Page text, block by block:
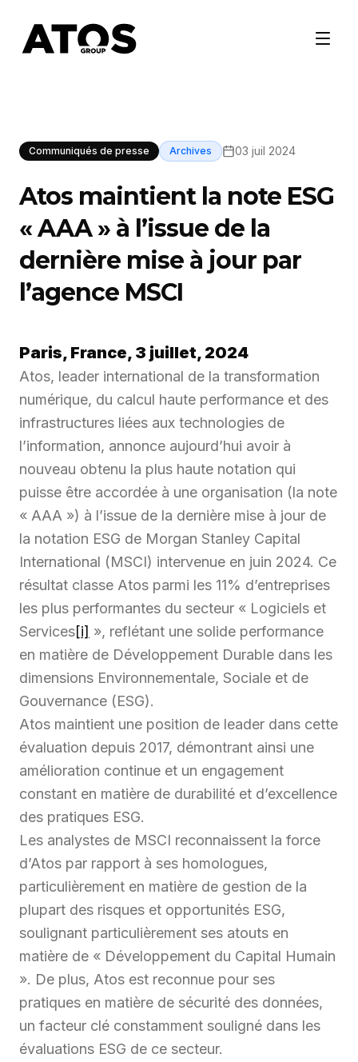
Communiqués de presse Archives 03 juil 2024
Atos maintient la note ESG
« AAA » à l’issue de la
dernière mise à jour par
l’agence MSCI
Paris, France, 3 juillet, 2024
Atos, leader international de la transformation
numérique, du calcul haute performance et des
infrastructures liées aux technologies de
l’information, annonce aujourd’hui avoir à
nouveau obtenu la plus haute notation qui
puisse être accordée à une organisation (la note
« AAA ») à l’issue de la dernière mise à jour de
la notation ESG de Morgan Stanley Capital
International (MSCI) intervenue en juin 2024. Ce
résultat classe Atos parmi les 11% d’entreprises
les plus performantes du secteur « Logiciels et
Services[i] », reflétant une solide performance
en matière de Développement Durable dans les
dimensions Environnementale, Sociale et de
Gouvernance (ESG).
Atos maintient une position de leader dans cette
évaluation depuis 2017, démontrant ainsi une
amélioration continue et un engagement
constant en matière de durabilité et d’excellence
des pratiques ESG.
Les analystes de MSCI reconnaissent la force
d’Atos par rapport à ses homologues,
particulièrement en matière de gestion de la
plupart des risques et opportunités ESG,
soulignant particulièrement ses atouts en
matière de « Développement du Capital Humain
». De plus, Atos est reconnue pour ses
pratiques en matière de sécurité des données,
un facteur clé constamment souligné dans les
évaluations ESG de ce secteur.